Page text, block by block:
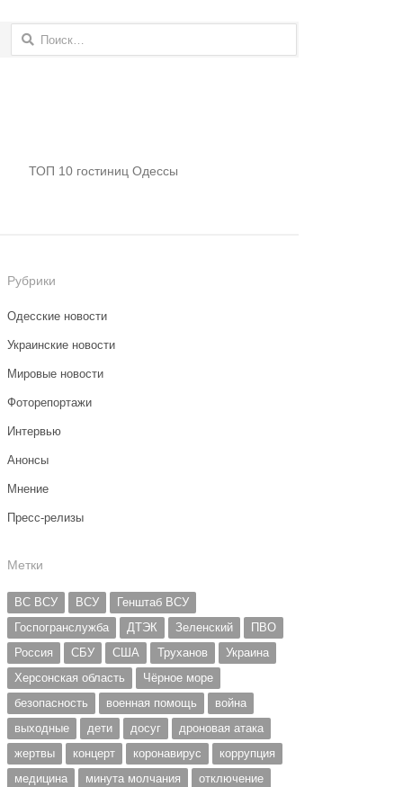
Найти:
ТОП 10 гостиниц Одессы
Рубрики
Одесские новости
Украинские новости
Мировые новости
Фоторепортажи
Интервью
Анонсы
Мнение
Пресс-релизы
Метки
ВС ВСУ ВСУ
Генштаб ВСУ
Госпогранслужба
ДТЭК Зеленский
ПВО
Россия
СБУ США Труханов
Украина
Херсонская область
Чёрное море
безопасность
военная помощь
война
выходные
дети досуг
дроновая атака
жертвы
концерт коронавирус
коррупция
медицина
минута молчания
отключение